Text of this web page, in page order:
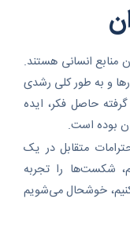
انسانی هستند.
و به طور کلی رشدی
حاصل فکر، ایده
بوده است.
متقابل در یک
را تجربه
خوشحال می‌شویم